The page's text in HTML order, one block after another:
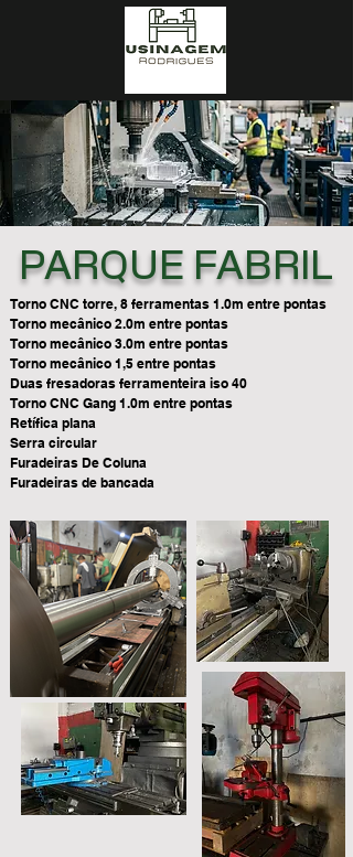
PARQUE FABRIL
Torno CNC torre, 8 ferramentas 1.0m entre pontas
Torno mecânico 2.0m entre pontas
Torno mecânico 3.0m entre pontas
Torno mecânico 1,5 entre pontas
Duas fresadoras ferramenteira iso 40
Torno CNC Gang 1.0m entre pontas
Retífica plana
Serra circular
Furadeiras De Coluna
Furadeiras de bancada